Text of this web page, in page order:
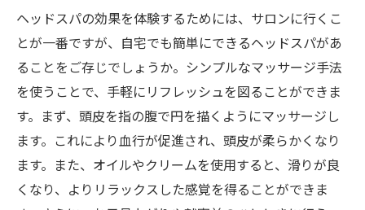
ヘッドスパの効果を体験するためには、サロンに行くこ
とが一番ですが、自宅でも簡単にできるヘッドスパがあ
ることをご存じでしょうか。シンプルなマッサージ手法
を使うことで、手軽にリフレッシュを図ることができま
す。まず、頭皮を指の腹で円を描くようにマッサージし
ます。これにより血行が促進され、頭皮が柔らかくなり
ます。また、オイルやクリームを使用すると、滑りが良
くなり、よりリラックスした感覚を得ることができま